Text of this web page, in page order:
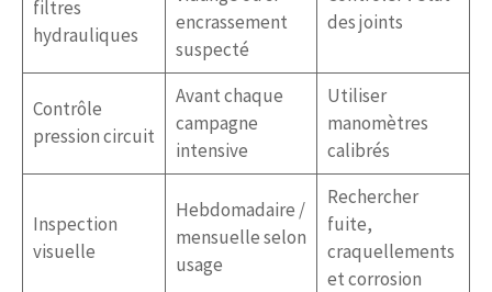
filtres
hydrauliques
encrassement
suspecté
des joints
Contrôle
pression circuit
Avant chaque
campagne
intensive
Utiliser
manomètres
calibrés
Inspection
visuelle
Hebdomadaire /
mensuelle selon
usage
Rechercher
fuite,
craquellements
et corrosion